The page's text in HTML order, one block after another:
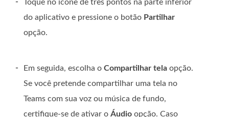
Toque no ícone de três pontos na parte inferior
do aplicativo e pressione o botão Partilhar
opção.
- Em seguida, escolha o Compartilhar tela opção.
Se você pretende compartilhar uma tela no
Teams com sua voz ou música de fundo,
certifique-se de ativar o Áudio opção. Caso